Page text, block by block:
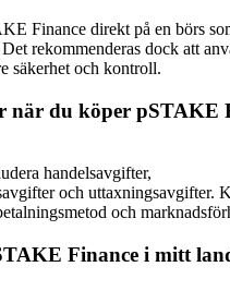
Users
Trading Carnival
· 33,333 USDT Bonus
Finance direkt på en börs
rekommenderas dock att
säkerhet och kontroll.
när du köper pSTAKE
handelsavgifter,
och uttaxningsavgifter.
och
Finance i mitt